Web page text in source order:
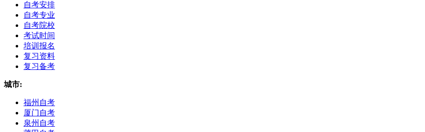
自考安排
自考专业
自考院校
考试时间
培训报名
复习资料
复习备考
城市:
福州自考
厦门自考
泉州自考